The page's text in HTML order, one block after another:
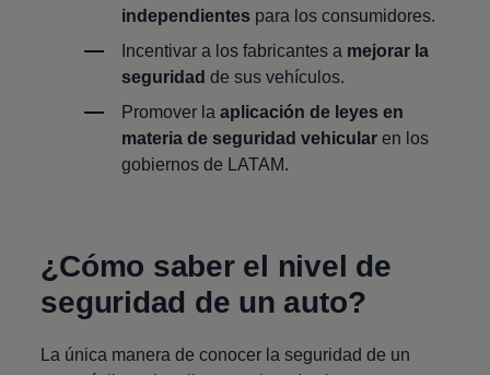
independientes para los consumidores.
Incentivar a los fabricantes a mejorar la
seguridad de sus vehículos.
Promover la aplicación de leyes en
materia de seguridad vehicular en los
gobiernos de LATAM.
¿Cómo saber el nivel de
seguridad de un auto?
La única manera de conocer la seguridad de un